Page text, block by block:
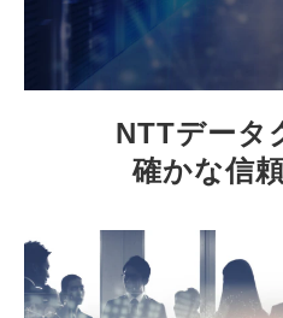
NTTデータ
確かな信